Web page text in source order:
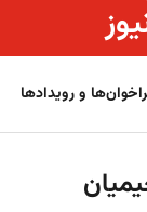
و رویدادها